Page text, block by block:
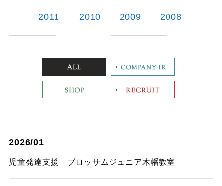
2011 2010 2009 2008
ALL Company
2026/01
児童発達支援 ブロッサムジュニア木幡教室